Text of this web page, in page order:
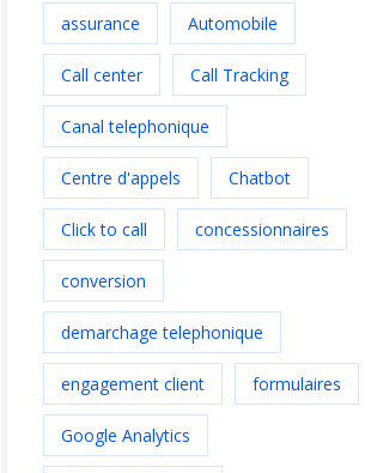
assurance Automobile
Call center Call Tracking
Canal telephonique
Centre d'appels Chatbot
Click to call concessionnaires
conversion
demarchage telephonique
engagement client formulaires
Google Analytics